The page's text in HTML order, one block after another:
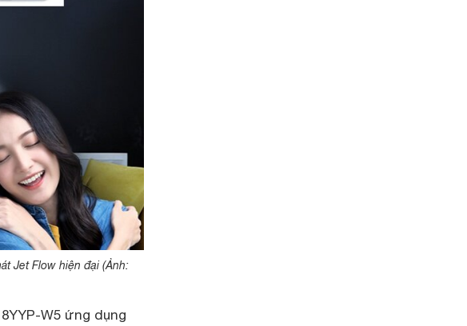
Jet Flow hiện đại (Ảnh:
W5 ứng dụng